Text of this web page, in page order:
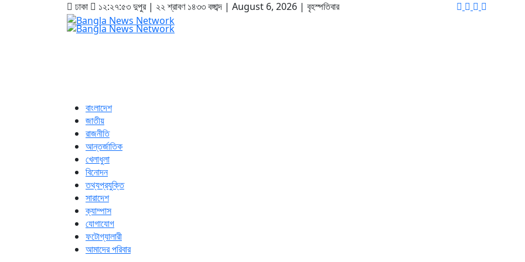
ঢাকা ১২:২৭:৫৪ দুপুর| ২২ শ্রাবণ ১৪৩৩ বঙ্গাব্দ | August 6, 2026 | বৃহস্পতিবার
বাংলাদেশ
জাতীয়
রাজনীতি
আন্তর্জাতিক
খেলাধুলা
বিনোদন
তথ্যপ্রযুক্তি
সারাদেশ
ক্যাম্পাস
যোগাযোগ
ফটোগ্যালারী
আমাদের পরিবার